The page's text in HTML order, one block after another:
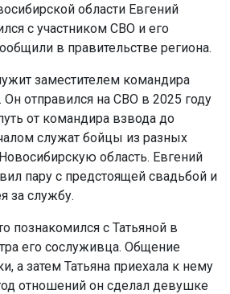
области Евгений
с участником СВО и его
в правительстве региона.
заместителем командира
отправился на СВО в 2025 году
от командира взвода до
служат бойцы из разных
область. Евгений
пару с предстоящей свадьбой и
за службу.
познакомился с Татьяной в
его сослуживца. Общение
а затем Татьяна приехала к нему
отношений он сделал девушке